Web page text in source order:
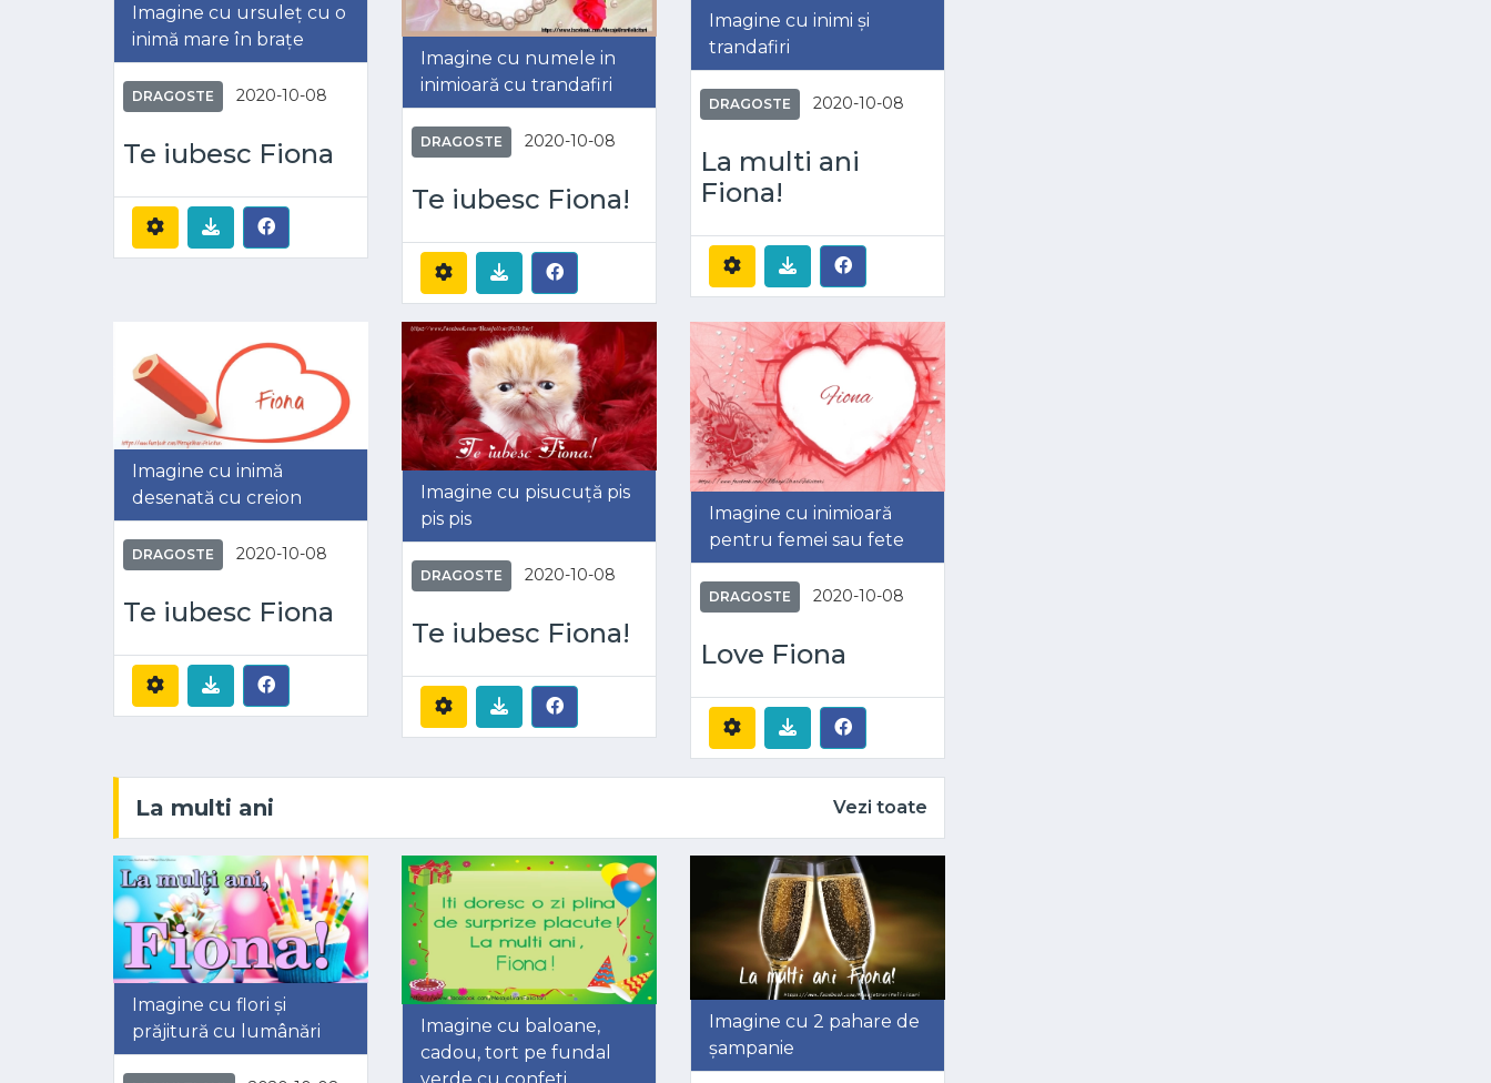
Imagine cu ursuleț cu o
inimă mare în brațe
DRAGOSTE 2020-10-08
Te iubesc Fiona
Imagine cu numele in
inimioară cu trandafiri
DRAGOSTE 2020-10-08
Te iubesc Fiona!
Imagine cu inimi și
trandafiri
DRAGOSTE 2020-10-08
La multi ani
Fiona!
Imagine cu inimă
desenată cu creion
DRAGOSTE 2020-10-08
Te iubesc Fiona
Imagine cu pisucuță pis
pis pis
DRAGOSTE 2020-10-08
Te iubesc Fiona!
Imagine cu inimioară
pentru femei sau fete
DRAGOSTE 2020-10-08
Love Fiona
La multi ani Vezi toate
Imagine cu flori și
prăjitură cu lumânări
Imagine cu baloane,
cadou, tort pe fundal
Imagine cu 2 pahare de
șampanie